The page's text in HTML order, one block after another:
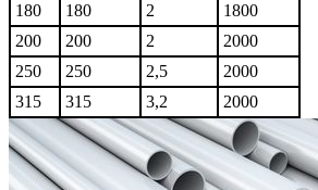
180
180 2
1800
200
200 2
2000
250
250 2,5
2000
315
315 3,2 2000